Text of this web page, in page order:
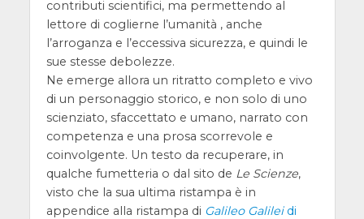
contributi scientifici, ma permettendo al
lettore di coglierne l’umanità , anche
l’arroganza e l’eccessiva sicurezza, e quindi le
sue stesse debolezze.
Ne emerge allora un ritratto completo e vivo
di un personaggio storico, e non solo di uno
scienziato, sfaccettato e umano, narrato con
competenza e una prosa scorrevole e
coinvolgente. Un testo da recuperare, in
qualche fumetteria o dal sito de Le Scienze,
visto che la sua ultima ristampa è in
appendice alla ristampa di Galileo Galileidi